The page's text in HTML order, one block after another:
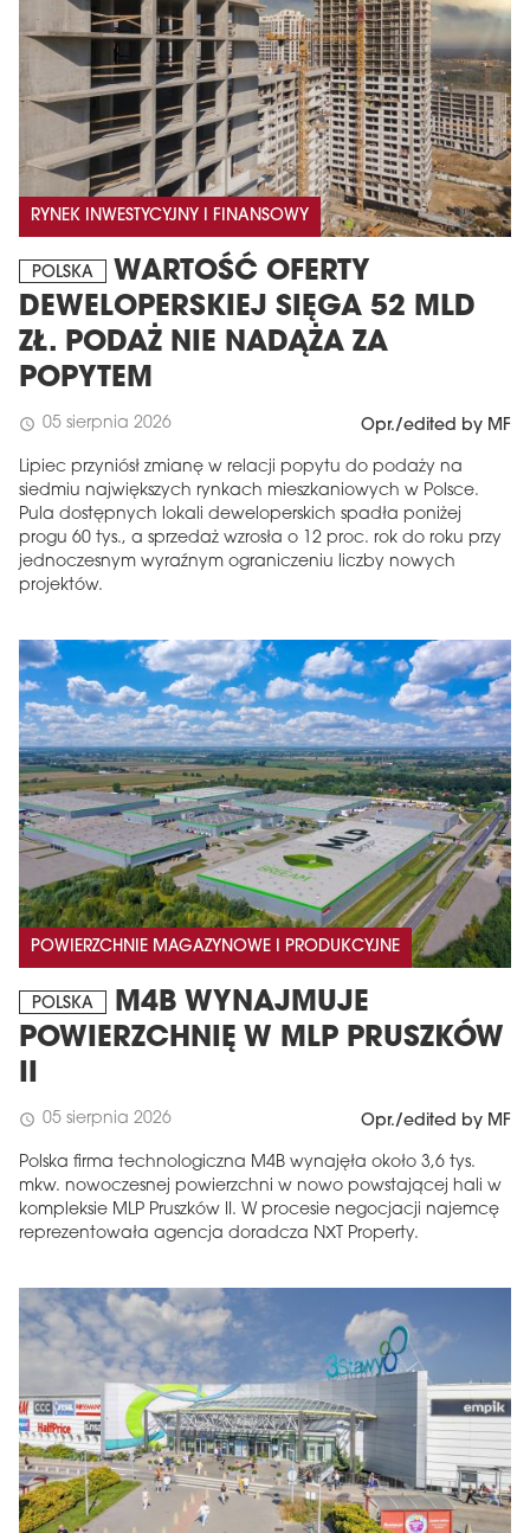
RYNEK INWESTYCYJNY I FINANSOWY
POLSKA
WARTOŚĆ OFERTY
DEWELOPERSKIEJ SIĘGA 52 MLD
ZŁ. PODAŻ NIE NADĄŻA ZA
POPYTEM
schedule 05 sierpnia 2026 Opr./edited by MF
Lipiec przyniósł zmianę w relacji popytu do podaży na
siedmiu największych rynkach mieszkaniowych w Polsce.
Pula dostępnych lokali deweloperskich spadła poniżej
progu 60 tys., a sprzedaż wzrosła o 12 proc. rok do roku przy
jednoczesnym wyraźnym ograniczeniu liczby nowych
projektów.
POWIERZCHNIE MAGAZYNOWE I PRODUKCYJNE
POLSKA
M4B WYNAJMUJE
POWIERZCHNIĘ W MLP PRUSZKÓW
II
schedule 05 sierpnia 2026 Opr./edited by MF
Polska firma technologiczna M4B wynajęła około 3,6 tys.
mkw. nowoczesnej powierzchni w nowo powstającej hali w
kompleksie MLP Pruszków II. W procesie negocjacji najemcę
reprezentowała agencja doradcza NXT Property.
MAGAZYN
Wydanie 6 (308)
CZERWIEC 2026